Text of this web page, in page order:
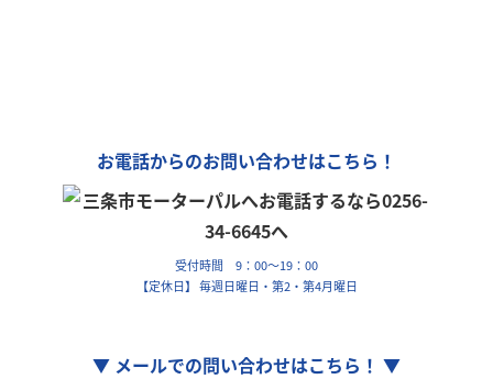
お電話からのお問い合わせはこちら！
受付時間 9：00～19：00
【定休日】 毎週日曜日・第2・第4月曜日
▼ メールでの問い合わせはこちら！ ▼